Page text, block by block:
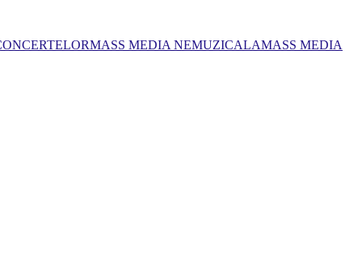
MASS MEDIA NEMUZICALAMASS MEDIA